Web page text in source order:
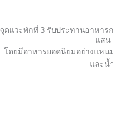
จุดแวะพักที่ 3 รับประทานอาหาร
แสน
โดยมีอาหารยอดนิยมอย่างแห
และนํ้